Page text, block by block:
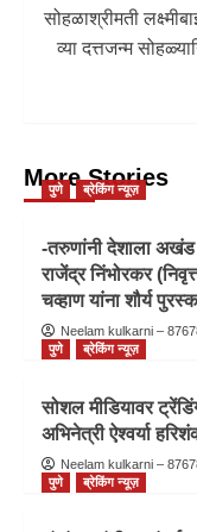
सोहळाश्रीमती
व्या दत्तजन्म
More Stories
पुणे ब्रेकिंग न्यूज़
-तरुणांनी देशाला
राजेंद्र निंभोरकर
चव्हाण यांना शौर्य
Neelam kulkarni –
पुणे
ब्रेकिंग न्यूज़
सोशल मीडियावर
अभिनेत्री ऐश्वर्या
Neelam kulkarni –
पुणे
ब्रेकिंग न्यूज़